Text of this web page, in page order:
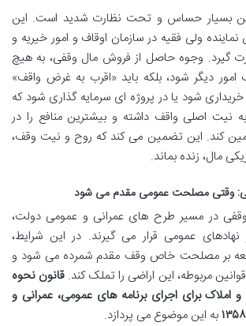
بسیار حساس و تحت نظارت شدید است. این
ولی فقیه در سازمان اوقاف و امور خیریه و
گیرد. وجوه حاصل از فروش مال وقفی، به هیچ
دیگر شود، بلکه باید «اقرب به غرض واقف»
خریداری شود یا در پروژه ای سرمایه گذاری شود که
نیت اصلی واقف داشته و بیشترین منافع را در
کند. این تضمین می کند که روح و نیت وقف،
مال، زنده بماند.
وقتی مصلحت عمومی مقدم می شود
وقفی در مسیر طرح های عمرانی و عمومی دولت،
نهادهای عمومی قرار می گیرند. در این شرایط،
بر مصلحت خاص وقف مقدم شمرده می شود و
مربوطه، این اراضی را تملک کند. قانون نحوه
برای اجرای برنامه های عمومی، عمرانی و
به این موضوع می پردازد.